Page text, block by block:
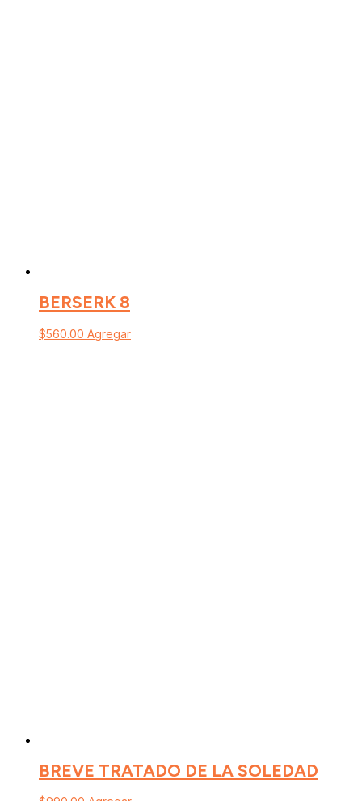
BERSERK 8
$560.00 Agregar
BREVE TRATADO DE LA SOLEDAD